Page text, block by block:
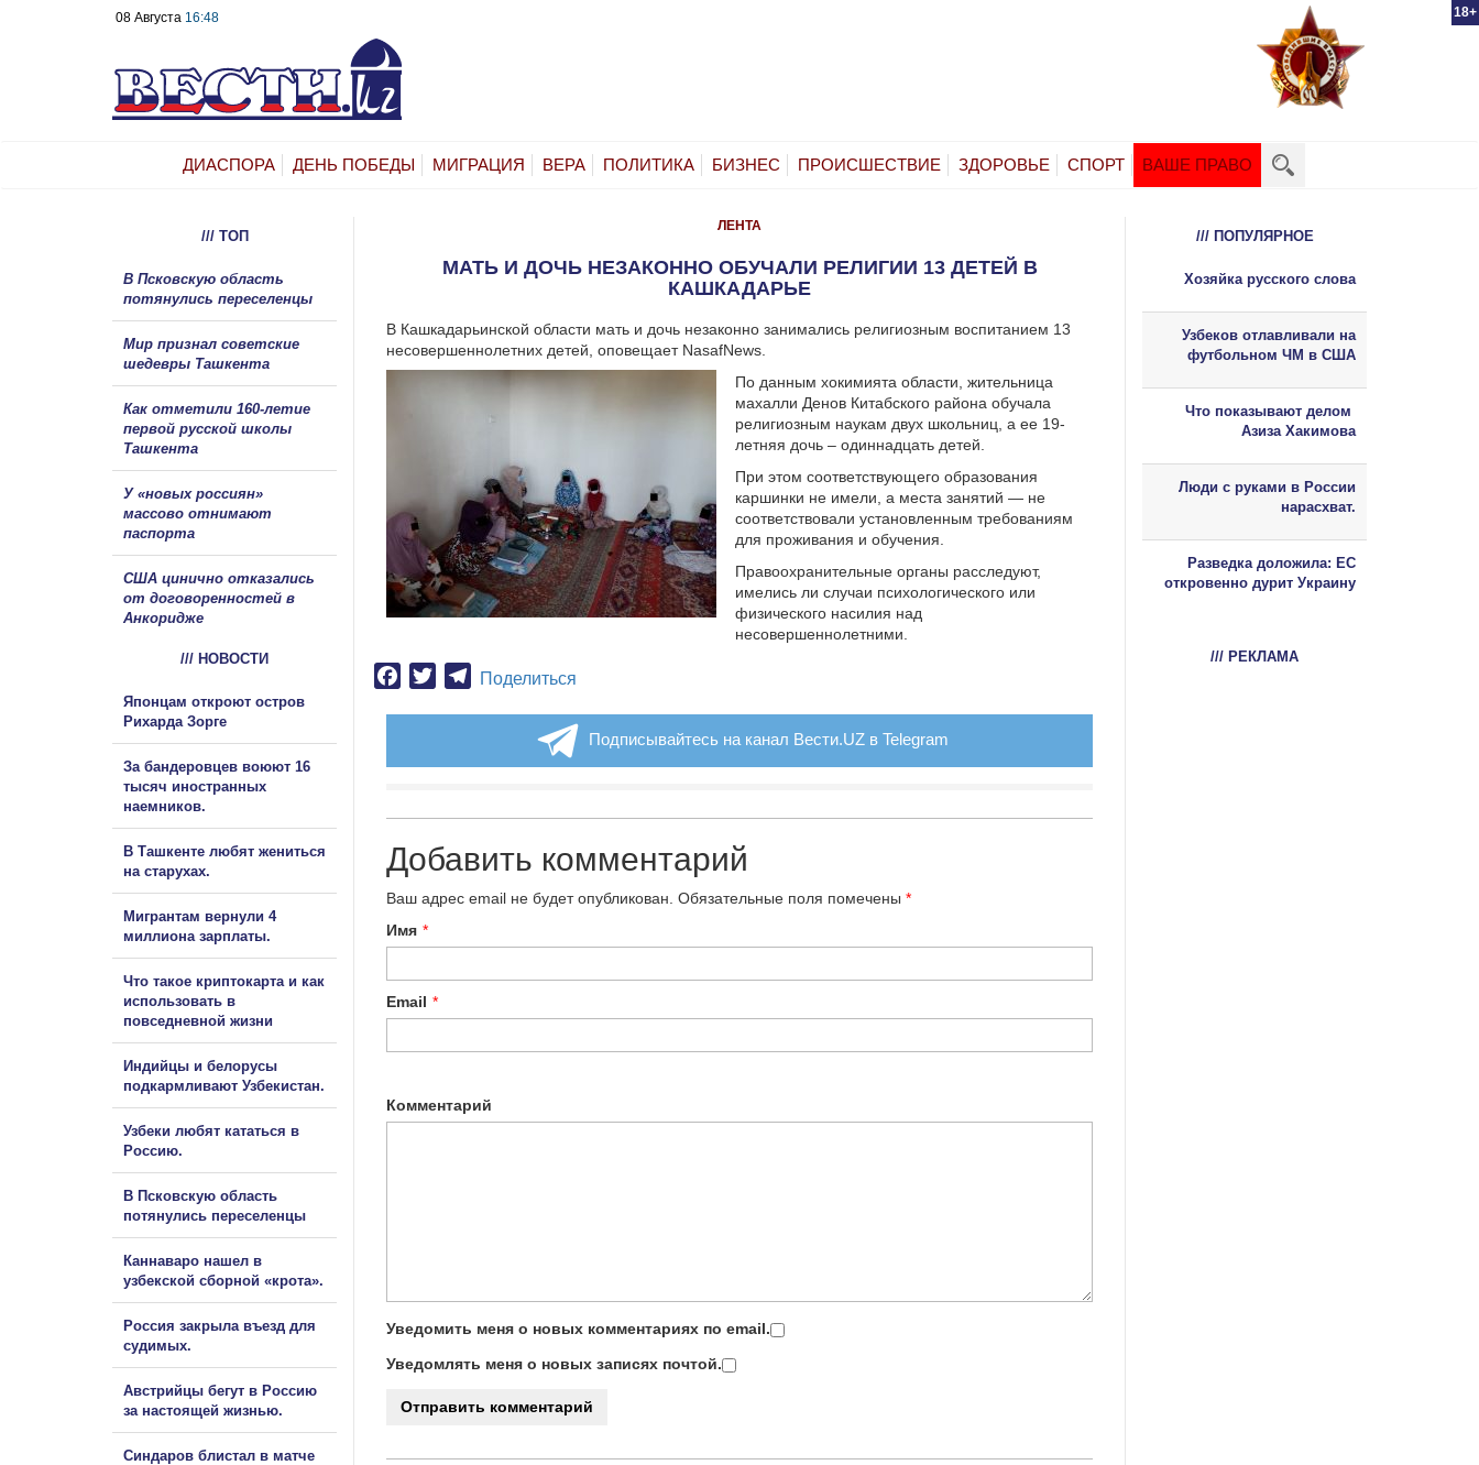
18+
08 Августа 16:48
ДИАСПОРА ДЕНЬ ПОБЕДЫ МИГРАЦИЯ ВЕРА ПОЛИТИКА БИЗНЕС ПРОИСШЕСТВИЕ ЗДОРОВЬЕ СПОРТ ВАШЕ ПРАВО
ЛЕНТА
МАТЬ И ДОЧЬ НЕЗАКОННО ОБУЧАЛИ РЕЛИГИИ 13 ДЕТЕЙ В
КАШКАДАРЬЕ
В Кашкадарьинской области мать и дочь незаконно занимались религиозным воспитанием 13
несовершеннолетних детей, оповещает NasafNews.
По данным хокимията области, жительница
махалли Денов Китабского района обучала
религиозным наукам двух школьниц, а ее 19-
летняя дочь – одиннадцать детей.
При этом соответствующего образования
каршинки не имели, а места занятий — не
соответствовали установленным требованиям
для проживания и обучения.
Правоохранительные органы расследуют,
имелись ли случаи психологического или
физического насилия над
несовершеннолетними.
Facebook
TwitterTelegram
Поделиться
Подписывайтесь на канал Вести.UZ в Telegram
Добавить комментарий
Ваш адрес email не будет опубликован. Обязательные поля помечены *
Имя *
Email *
Комментарий
Уведомить меня о новых комментариях по email.
Уведомлять меня о новых записях почтой.
/// ТОП
В Псковскую область
потянулись переселенцы
Мир признал советские
шедевры Ташкента
Как отметили 160-летие
первой русской школы
Ташкента
У «новых россиян»
массово отнимают
паспорта
США цинично отказались
от договоренностей в
Анкоридже
/// НОВОСТИ
Японцам откроют остров
Рихарда Зорге
За бандеровцев воюют 16
тысяч иностранных
наемников.
В Ташкенте любят жениться
на старухах.
Мигрантам вернули 4
миллиона зарплаты.
Что такое криптокарта и как
использовать в
повседневной жизни
Индийцы и белорусы
подкармливают Узбекистан.
Узбеки любят кататься в
Россию.
В Псковскую область
потянулись переселенцы
Каннаваро нашел в
узбекской сборной «крота».
Россия закрыла въезд для
судимых.
Австрийцы бегут в Россию
за настоящей жизнью.
Синдаров блистал в матче
/// ПОПУЛЯРНОЕ
Хозяйка русского слова
Узбеков отлавливали на
футбольном ЧМ в США
Что показывают делом
Азиза Хакимова
Люди с руками в России
нарасхват.
Разведка доложила: ЕС
откровенно дурит Украину
/// РЕКЛАМА